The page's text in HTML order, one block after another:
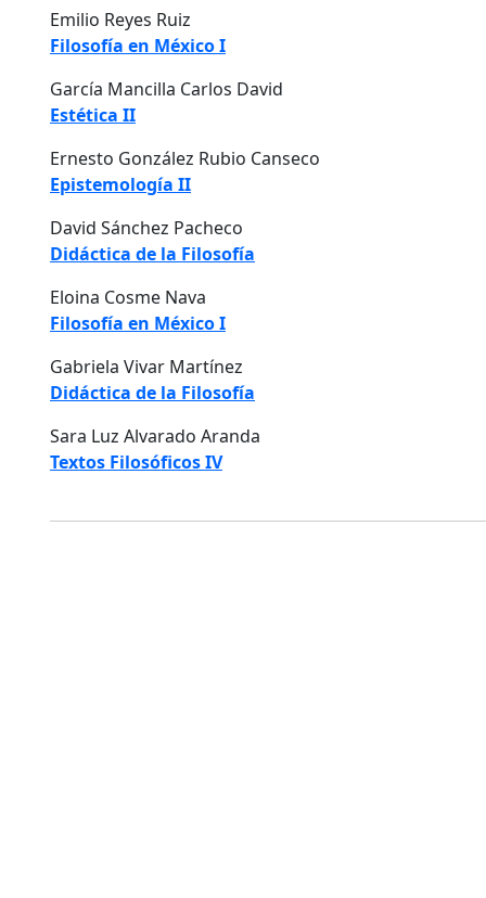
Emilio Reyes Ruiz
Filosofía en México I
García Mancilla Carlos David
Estética II
Ernesto González Rubio Canseco
Epistemología II
David Sánchez Pacheco
Didáctica de la Filosofía
Eloina Cosme Nava
Filosofía en México I
Gabriela Vivar Martínez
Didáctica de la Filosofía
Sara Luz Alvarado Aranda
Textos Filosóficos IV